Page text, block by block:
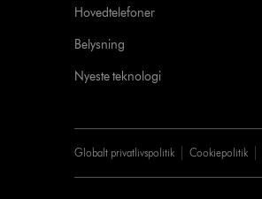
Hovedtelefoner
Belysning
Nyeste teknologi
Globalt privatlivspolitik Cookiepolitik